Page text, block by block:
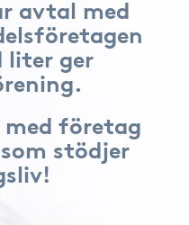
avtal med
liter ger
med företag
stödjer